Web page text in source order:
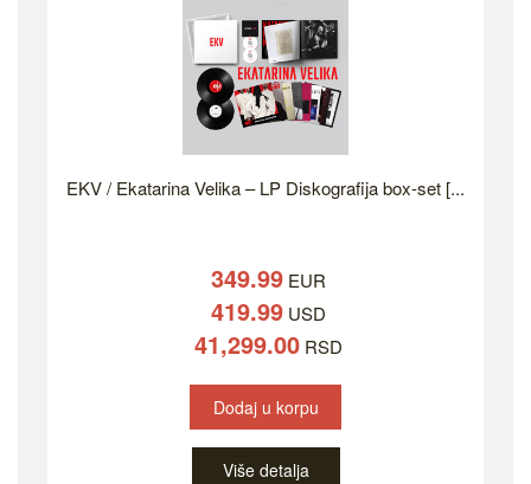
EKV / Ekatarina Velika – LP Diskografija box-set [...
349.99 EUR
419.99 USD
41,299.00 RSD
Dodaj u korpu
Više detalja